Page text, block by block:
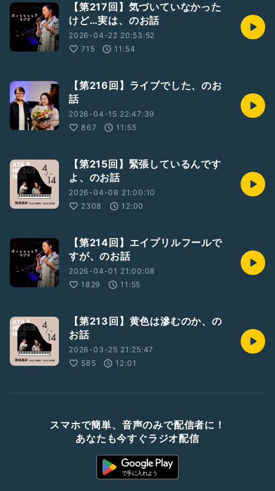
【第217回】気づいていなかった
けど…実は、のお話
2026-04-22 20:53:52
715
11:54
【第216回】ライブでした、のお
話
2026-04-15 22:47:39
867
11:55
【第215回】緊張しているんです
よ、のお話
2026-04-08 21:00:10
2308
12:00
【第214回】エイプリルフールで
すが、のお話
2026-04-01 21:00:08
1829
11:55
【第213回】黄色は滲むのか、の
お話
2026-03-25 21:25:47
585
12:01
スマホで簡単、音声のみで配信者に！
あなたも今すぐラジオ配信